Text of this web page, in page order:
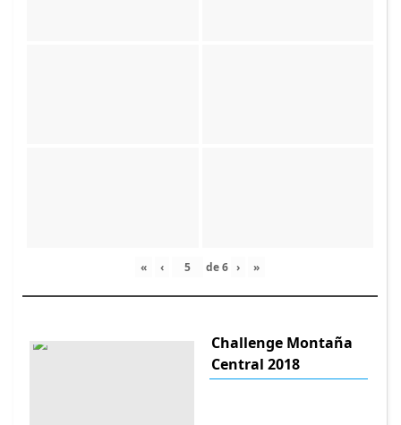
« ‹ de6 › »
Challenge Montaña
Central 2018